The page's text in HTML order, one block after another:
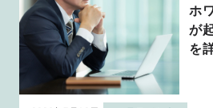
ホ
が
を